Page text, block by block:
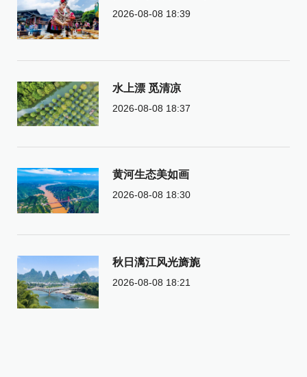
2026-08-08 18:39
水上漂 觅清凉
2026-08-08 18:37
黄河生态美如画
2026-08-08 18:30
秋日漓江风光旖旎
2026-08-08 18:21